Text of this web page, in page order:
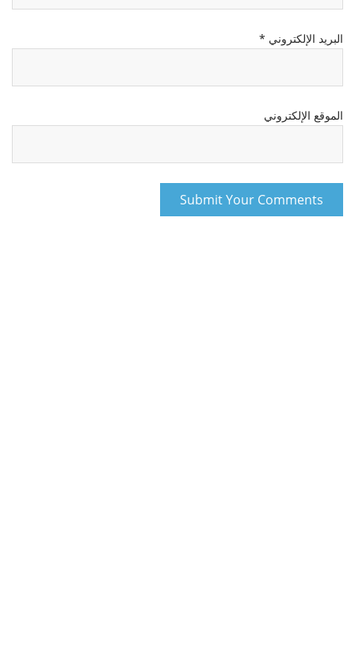
البريد الإلكتروني *
الموقع الإلكتروني